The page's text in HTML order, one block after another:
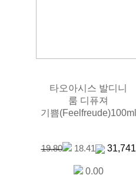
타오아시스 발디니
룸 디퓨져
기쁨(Feelfreude)100ml
19.80 18.41 31,741
0.00